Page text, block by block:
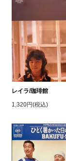
レイラ/珈琲館
1,320円(税込)